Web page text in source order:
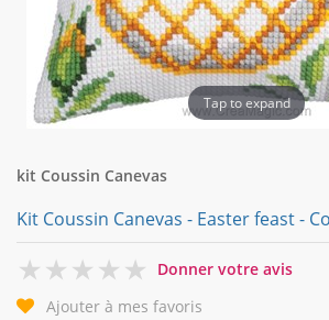
Tap to expand
kit Coussin Canevas
Kit Coussin Canevas - Easter feast -
0
Donner votre avis
Ajouter à mes favoris